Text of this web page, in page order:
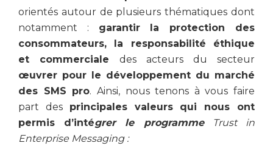
orientés autour de plusieurs thématiques dont
notamment : garantir la protection des
consommateurs, la responsabilité éthique
et commerciale des acteurs du secteur
œuvrer pour le développement du marché
des SMS pro. Ainsi, nous tenons à vous faire
part des principales valeurs qui nous ont
permis d’intégrer le programmeTrust in
Enterprise Messaging :